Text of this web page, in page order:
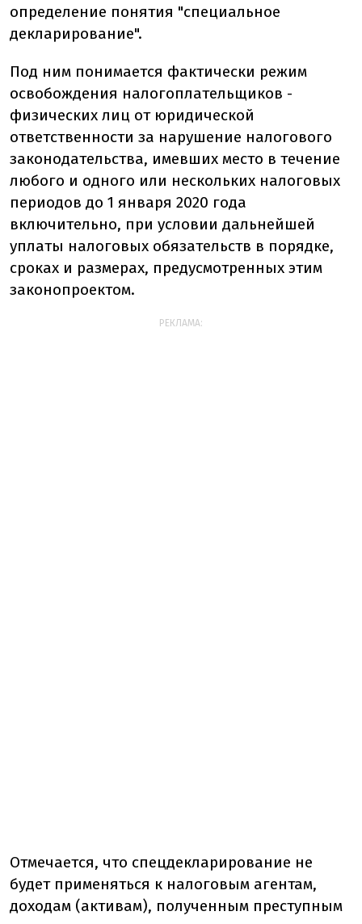
определение понятия "специальное
декларирование".
Под ним понимается фактически режим
освобождения налогоплательщиков -
физических лиц от юридической
ответственности за нарушение налогового
законодательства, имевших место в течение
любого и одного или нескольких налоговых
периодов до 1 января 2020 года
включительно, при условии дальнейшей
уплаты налоговых обязательств в порядке,
сроках и размерах, предусмотренных этим
законопроектом.
РЕКЛАМА:
Отмечается, что спецдекларирование не
будет применяться к налоговым агентам,
доходам (активам), полученным преступным